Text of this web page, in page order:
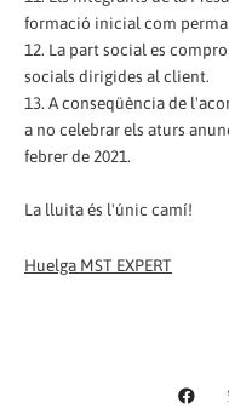
formació inicial com
12. La part social es
socials dirigides al client.
13. A conseqüència de
a no celebrar els aturs
febrer de 2021.
La lluita és l'únic camí!
Huelga MST EXPERT